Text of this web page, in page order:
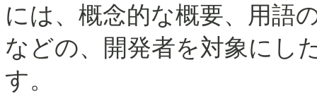
には、概念的な概要、用語
などの、開発者を対象にし
す。